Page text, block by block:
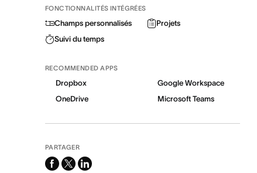
FONCTIONNALITÉS INTÉGRÉES
Champs personnalisés
Projets
Suivi du temps
RECOMMENDED APPS
Dropbox
Google Workspace
OneDrive
Microsoft Teams
PARTAGER
facebook
x-
linkedin